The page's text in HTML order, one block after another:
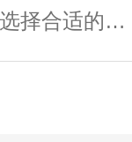
成的，它能
功能，但是
择合适的晚
定做出来的